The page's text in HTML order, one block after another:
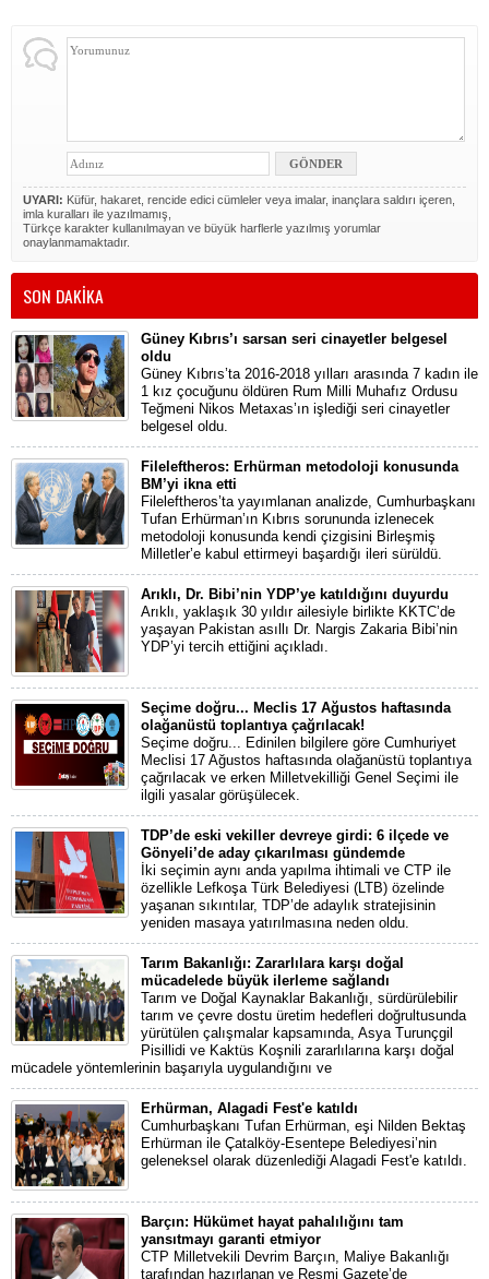
UYARI: Küfür, hakaret, rencide edici cümleler veya imalar, inançlara saldırı içeren,
imla kuralları ile yazılmamış,
Türkçe karakter kullanılmayan ve büyük harflerle yazılmış yorumlar
onaylanmamaktadır.
SON DAKİKA
Güney Kıbrıs’ı sarsan seri cinayetler belgesel
oldu
Güney Kıbrıs’ta 2016-2018 yılları arasında 7 kadın ile
1 kız çocuğunu öldüren Rum Milli Muhafız Ordusu
Teğmeni Nikos Metaxas’ın işlediği seri cinayetler
belgesel oldu.
Fileleftheros: Erhürman metodoloji konusunda
BM’yi ikna etti
Fileleftheros’ta yayımlanan analizde, Cumhurbaşkanı
Tufan Erhürman’ın Kıbrıs sorununda izlenecek
metodoloji konusunda kendi çizgisini Birleşmiş
Milletler’e kabul ettirmeyi başardığı ileri sürüldü.
Arıklı, Dr. Bibi’nin YDP’ye katıldığını duyurdu
Arıklı, yaklaşık 30 yıldır ailesiyle birlikte KKTC’de
yaşayan Pakistan asıllı Dr. Nargis Zakaria Bibi’nin
YDP’yi tercih ettiğini açıkladı.
Seçime doğru... Meclis 17 Ağustos haftasında
olağanüstü toplantıya çağrılacak!
Seçime doğru... Edinilen bilgilere göre Cumhuriyet
Meclisi 17 Ağustos haftasında olağanüstü toplantıya
çağrılacak ve erken Milletvekilliği Genel Seçimi ile
ilgili yasalar görüşülecek.
TDP’de eski vekiller devreye girdi: 6 ilçede ve
Gönyeli’de aday çıkarılması gündemde
İki seçimin aynı anda yapılma ihtimali ve CTP ile
özellikle Lefkoşa Türk Belediyesi (LTB) özelinde
yaşanan sıkıntılar, TDP’de adaylık stratejisinin
yeniden masaya yatırılmasına neden oldu.
Tarım Bakanlığı: Zararlılara karşı doğal
mücadelede büyük ilerleme sağlandı
Tarım ve Doğal Kaynaklar Bakanlığı, sürdürülebilir
tarım ve çevre dostu üretim hedefleri doğrultusunda
yürütülen çalışmalar kapsamında, Asya Turunçgil
Pisillidi ve Kaktüs Koşnili zararlılarına karşı doğal
mücadele yöntemlerinin başarıyla uygulandığını ve
Erhürman, Alagadi Fest'e katıldı
Cumhurbaşkanı Tufan Erhürman, eşi Nilden Bektaş
Erhürman ile Çatalköy-Esentepe Belediyesi’nin
geleneksel olarak düzenlediği Alagadi Fest'e katıldı.
Barçın: Hükümet hayat pahalılığını tam
yansıtmayı garanti etmiyor
CTP Milletvekili Devrim Barçın, Maliye Bakanlığı
tarafından hazırlanan ve Resmi Gazete’de